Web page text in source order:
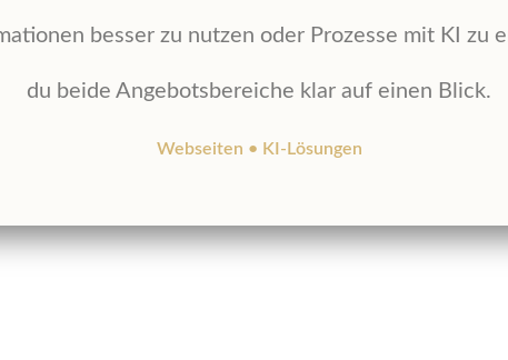
besser zu nutzen oder Prozesse mit KI zu
du beide Angebotsbereiche klar auf einen Blick.
Webseiten • KI-Lösungen